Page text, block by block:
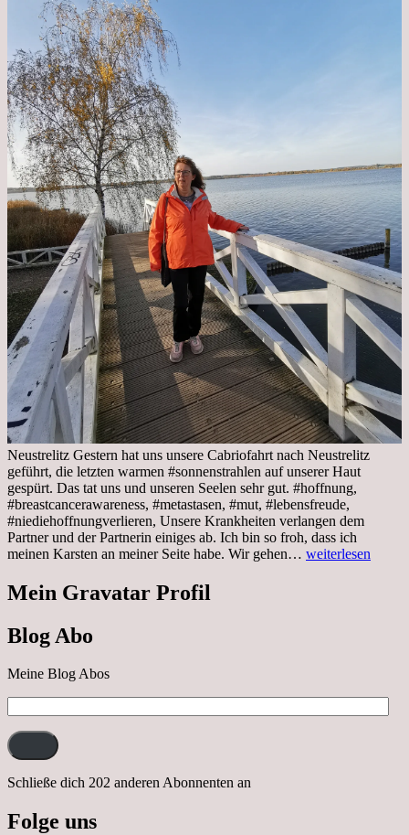
Neustrelitz Gestern hat uns unsere Cabriofahrt nach Neustrelitz
geführt, die letzten warmen #sonnenstrahlen auf unserer Haut
gespürt. Das tat uns und unseren Seelen sehr gut. #hoffnung,
#breastcancerawareness, #metastasen, #mut, #lebensfreude,
#niediehoffnungverlieren, Unsere Krankheiten verlangen dem
Partner und der Partnerin einiges ab. Ich bin so froh, dass ich
meinen Karsten an meiner Seite habe. Wir gehen… Sonnabend,
weiterlesen
Mein Gravatar Profil
Blog Abo
Meine Blog Abos
Mail-
Adresse:
Schließe dich 202 anderen Abonnenten an
Folge uns